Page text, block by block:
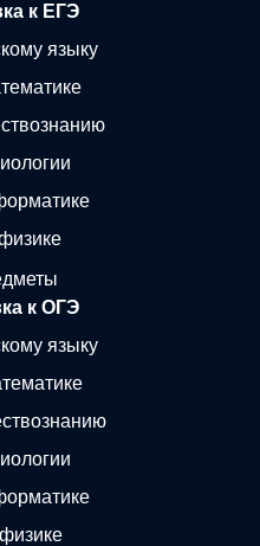
к ЕГЭ
языку
к ОГЭ
языку